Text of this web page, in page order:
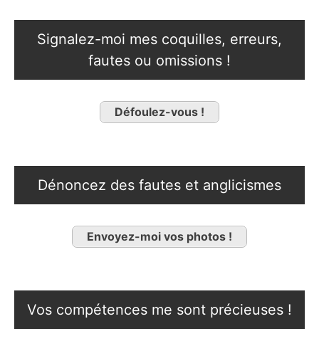
Signalez-moi mes coquilles, erreurs,
fautes ou omissions !
Défoulez-vous !
Dénoncez des fautes et anglicismes
Envoyez-moi vos photos !
Vos compétences me sont précieuses !